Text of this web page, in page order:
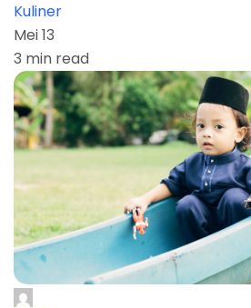
Kuliner
Mei 13
3 min read